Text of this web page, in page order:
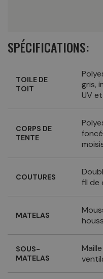
SPÉCIFICATIONS:
TOILE DE
TOIT
gris,
UV
CORPS DE
TENTE
COUTURES
fil de
MATELAS
SOUS-
MATELAS